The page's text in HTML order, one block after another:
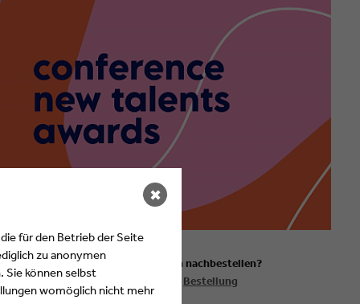
Trophies & Urkunden nachbestellen?
Bestellung
für den Betrieb der Seite
zu anonymen
können selbst
womöglich nicht mehr
✖